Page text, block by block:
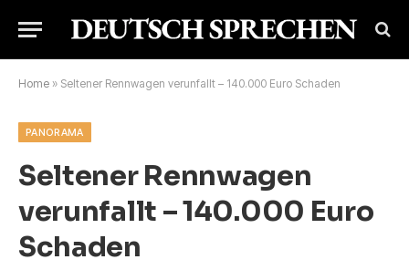
Home » Seltener Rennwagen verunfallt – 140.000 Euro Schaden
PANORAMA
Seltener Rennwagen
verunfallt – 140.000 Euro
Schaden